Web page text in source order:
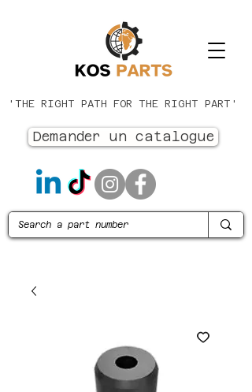
'THE RIGHT PATH FOR THE RIGHT PART'
Demander un catalogue